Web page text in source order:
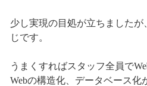
少し実現の目処が立ちました
じです。
うまくすればスタッフ全員で
Webの構造化、データベース化